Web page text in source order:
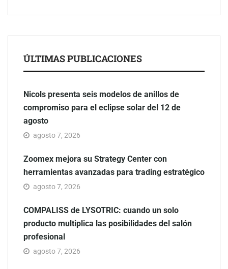
ÚLTIMAS PUBLICACIONES
Nicols presenta seis modelos de anillos de
compromiso para el eclipse solar del 12 de
agosto
agosto 7, 2026
Zoomex mejora su Strategy Center con
herramientas avanzadas para trading estratégico
agosto 7, 2026
COMPALISS de LYSOTRIC: cuando un solo
producto multiplica las posibilidades del salón
profesional
agosto 7, 2026